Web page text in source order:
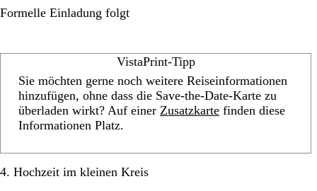
Formelle Einladung folgt
VistaPrint-Tipp
Sie möchten gerne noch weitere Reiseinformationen
hinzufügen, ohne dass die Save-the-Date-Karte zu
überladen wirkt? Auf einer Zusatzkarte finden diese
Informationen Platz.
4. Hochzeit im kleinen Kreis